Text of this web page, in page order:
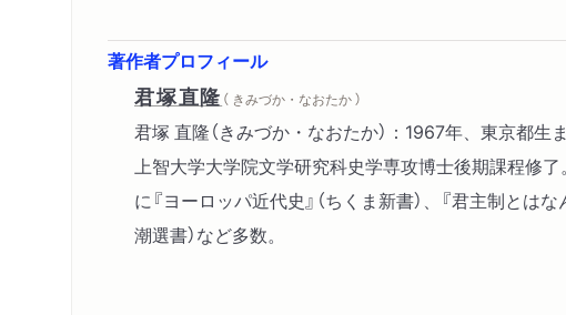
著作者プロフィール
君塚直隆 （ きみづか・なおたか ）
君塚 直隆（きみづか・なおたか）：1967年、東京都
上智大学大学院文学研究科史学専攻博士後期課程修
に『ヨーロッパ近代史』（ちくま新書）、『君主制とは
潮選書）など多数。